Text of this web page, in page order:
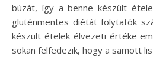
búzát, így a benne készült
gluténmentes diétát folytatók
készült ételek élvezeti értéke
sokan felfedezik, hogy a samott